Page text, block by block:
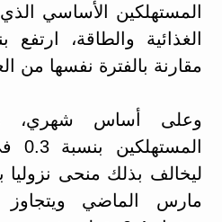
المستهلكين الأساسي
مقارنة بالفترة نفسها من
وعلى أساس شهري،
مارس الماضي